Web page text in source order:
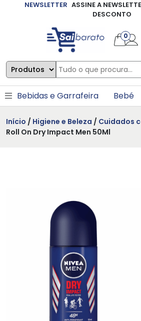
NEWSLETTER ASSINE A
DESCONTO
0
Bebidas e Garrafeira Bebé
Início / Higiene e Beleza / Cuidados
Roll On Dry Impact Men 50Ml